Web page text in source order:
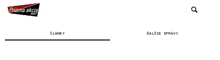
ČLÁNKY ĎALŠIE SPRÁVY